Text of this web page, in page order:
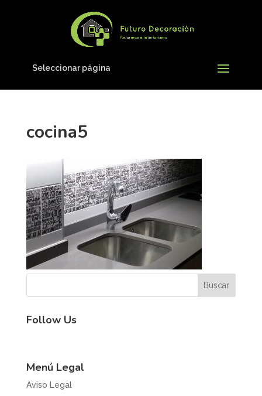
Seleccionar página
cocina5
Follow Us
Menú Legal
Aviso Legal